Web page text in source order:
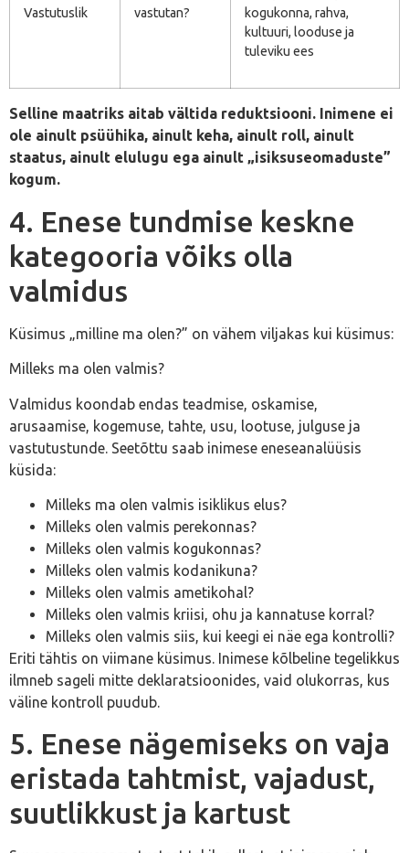
Vastutuslik
vastutan?
kogukonna, rahva,
kultuuri, looduse ja
tuleviku ees
Selline maatriks aitab vältida reduktsiooni. Inimene ei
ole ainult psüühika, ainult keha, ainult roll, ainult
staatus, ainult elulugu ega ainult „isiksuseomaduste”
kogum.
4. Enese tundmise keskne
kategooria võiks olla
valmidus
Küsimus „milline ma olen?” on vähem viljakas kui küsimus:
Milleks ma olen valmis?
Valmidus koondab endas teadmise, oskamise,
arusaamise, kogemuse, tahte, usu, lootuse, julguse ja
vastutustunde. Seetõttu saab inimese eneseanalüüsis
küsida:
Milleks ma olen valmis isiklikus elus?
Milleks olen valmis perekonnas?
Milleks olen valmis kogukonnas?
Milleks olen valmis kodanikuna?
Milleks olen valmis ametikohal?
Milleks olen valmis kriisi, ohu ja kannatuse korral?
Milleks olen valmis siis, kui keegi ei näe ega kontrolli?
Eriti tähtis on viimane küsimus. Inimese kõlbeline tegelikkus
ilmneb sageli mitte deklaratsioonides, vaid olukorras, kus
väline kontroll puudub.
5. Enese nägemiseks on vaja
eristada tahtmist, vajadust,
suutlikkust ja kartust